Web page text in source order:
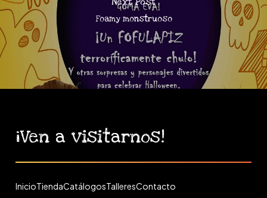
Foamy monstruoso
¡Ven a visitarnos!
InicioTiendaCatálogosTalleresContacto